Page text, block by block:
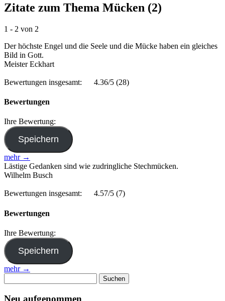
Zitate zum Thema Mücken (2)
1 - 2 von 2
Der höchste Engel und die Seele und die Mücke haben ein gleiches
Bild in Gott.
Meister Eckhart
Bewertungen insgesamt: 4.36/5 (28)
Bewertungen
Ihre Bewertung:
mehr →
Lästige Gedanken sind wie zudringliche Stechmücken.
Wilhelm Busch
Bewertungen insgesamt: 4.57/5 (7)
Bewertungen
Ihre Bewertung:
mehr →
nach:
Neu aufgenommen